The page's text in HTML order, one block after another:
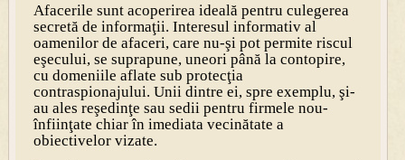
Afacerile sunt acoperirea ideală pentru culegerea
secretă de informaţii. Interesul informativ al
oamenilor de afaceri, care nu-şi pot permite riscul
eşecului, se suprapune, uneori până la contopire,
cu domeniile aflate sub protecţia
contraspionajului. Unii dintre ei, spre exemplu, şi-
au ales reşedinţe sau sedii pentru firmele nou-
înfiinţate chiar în imediata vecinătate a
obiectivelor vizate.